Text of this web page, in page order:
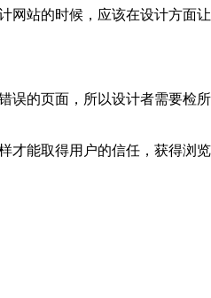
站的时候，应该在设计方面
的页面，所以设计者需要检
能取得用户的信任，获得浏览